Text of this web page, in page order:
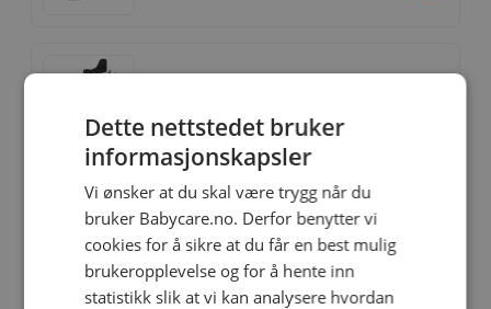
Thule, Urban Glide 3, 4in1, Black inkl.
nyfødtpakke
kr 20 296,00kr 16 990,00
Vognpakke, Thule, Urban Glide 3,
Mid Blue inkl. Maple + Base, Alfi
kr 20 296,00kr 16 990,00
Dette nettstedet bruker
informasjonskapsler
Vi ønsker at du skal være trygg når du
bruker Babycare.no. Derfor benytter vi
cookies for å sikre at du får en best mulig
brukeropplevelse og for å hente inn
statistikk slik at vi kan analysere hvordan